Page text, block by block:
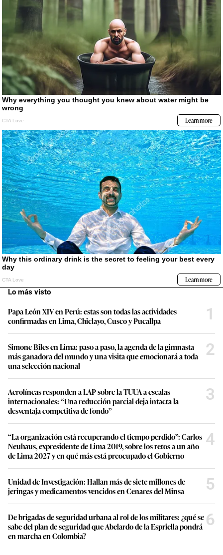
Lo más visto
Papa León XIV en Perú: estas son todas las actividades
confirmadas en Lima, Chiclayo, Cusco y Pucallpa
1
Simone Biles en Lima: paso a paso, la agenda de la gimnasta
más ganadora del mundo y una visita que emocionará a toda
una selección nacional
2
Aerolíneas responden a LAP sobre la TUUA a escalas
internacionales: “Una reducción parcial deja intacta la
desventaja competitiva de fondo”
3
“La organización está recuperando el tiempo perdido”: Carlos
Neuhaus, expresidente de Lima 2019, sobre los retos a un año
de Lima 2027 y en qué más está preocupado el Gobierno
4
Unidad de Investigación: Hallan más de siete millones de
jeringas y medicamentos vencidos en Cenares del Minsa
5
De brigadas de seguridad urbana al rol de los militares: ¿qué se
sabe del plan de seguridad que Abelardo de la Espriella pondrá
en marcha en Colombia?
6